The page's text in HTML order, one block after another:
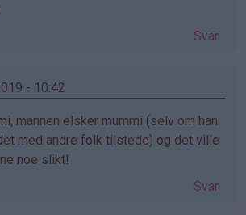
Svar
- 10:42
mannen elsker mummi (selv om han
med andre folk tilstede) og det ville
noe slikt!
Svar